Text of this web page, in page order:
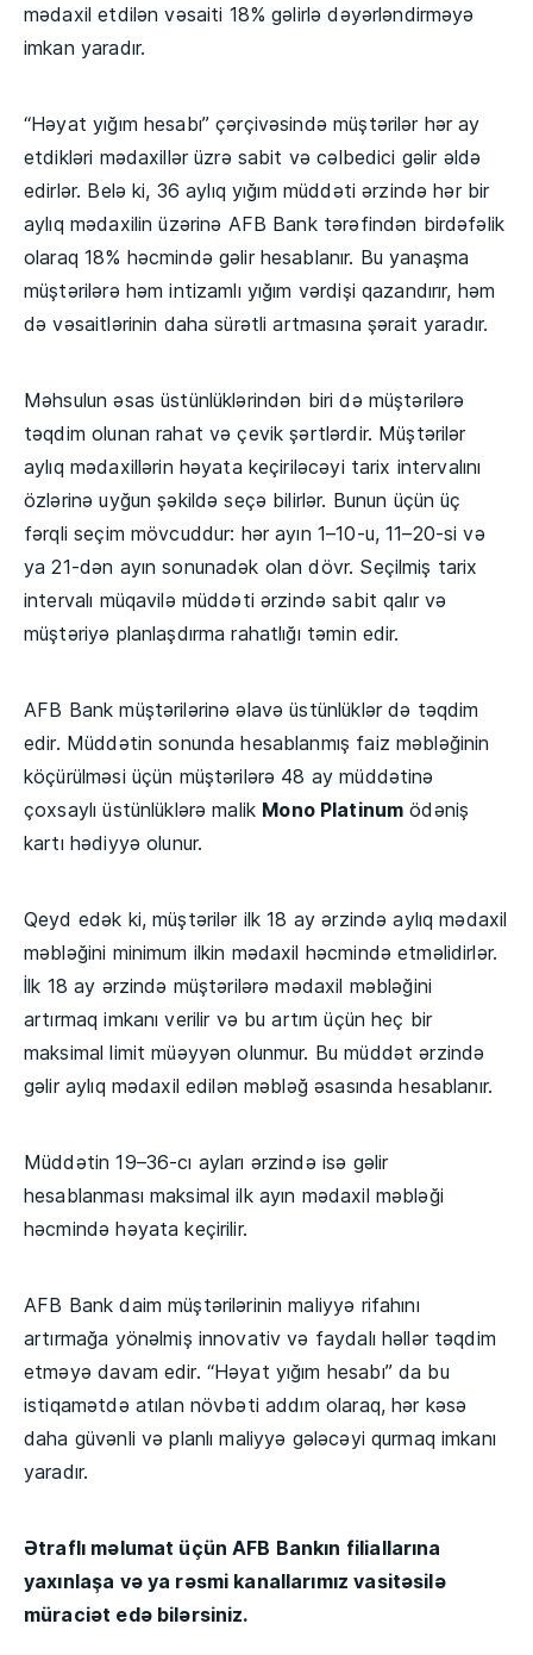
mədaxil etdilən vəsaiti 18% gəlirlə dəyərləndirməyə
imkan yaradır.
“Həyat yığım hesabı” çərçivəsində müştərilər hər ay
etdikləri mədaxillər üzrə sabit və cəlbedici gəlir əldə
edirlər. Belə ki, 36 aylıq yığım müddəti ərzində hər bir
aylıq mədaxilin üzərinə AFB Bank tərəfindən birdəfəlik
olaraq 18% həcmində gəlir hesablanır. Bu yanaşma
müştərilərə həm intizamlı yığım vərdişi qazandırır, həm
də vəsaitlərinin daha sürətli artmasına şərait yaradır.
Məhsulun əsas üstünlüklərindən biri də müştərilərə
təqdim olunan rahat və çevik şərtlərdir. Müştərilər
aylıq mədaxillərin həyata keçiriləcəyi tarix intervalını
özlərinə uyğun şəkildə seçə bilirlər. Bunun üçün üç
fərqli seçim mövcuddur: hər ayın 1–10-u, 11–20-si və
ya 21-dən ayın sonunadək olan dövr. Seçilmiş tarix
intervalı müqavilə müddəti ərzində sabit qalır və
müştəriyə planlaşdırma rahatlığı təmin edir.
AFB Bank müştərilərinə əlavə üstünlüklər də təqdim
edir. Müddətin sonunda hesablanmış faiz məbləğinin
köçürülməsi üçün müştərilərə 48 ay müddətinə
çoxsaylı üstünlüklərə malik Mono Platinum ödəniş
kartı hədiyyə olunur.
Qeyd edək ki, müştərilər ilk 18 ay ərzində aylıq mədaxil
məbləğini minimum ilkin mədaxil həcmində etməlidirlər.
İlk 18 ay ərzində müştərilərə mədaxil məbləğini
artırmaq imkanı verilir və bu artım üçün heç bir
maksimal limit müəyyən olunmur. Bu müddət ərzində
gəlir aylıq mədaxil edilən məbləğ əsasında hesablanır.
Müddətin 19–36-cı ayları ərzində isə gəlir
hesablanması maksimal ilk ayın mədaxil məbləği
həcmində həyata keçirilir.
AFB Bank daim müştərilərinin maliyyə rifahını
artırmağa yönəlmiş innovativ və faydalı həllər təqdim
etməyə davam edir. “Həyat yığım hesabı” da bu
istiqamətdə atılan növbəti addım olaraq, hər kəsə
daha güvənli və planlı maliyyə gələcəyi qurmaq imkanı
yaradır.
Ətraflı məlumat üçün AFB Bankın filiallarına
yaxınlaşa və ya rəsmi kanallarımız vasitəsilə
müraciət edə bilərsiniz.